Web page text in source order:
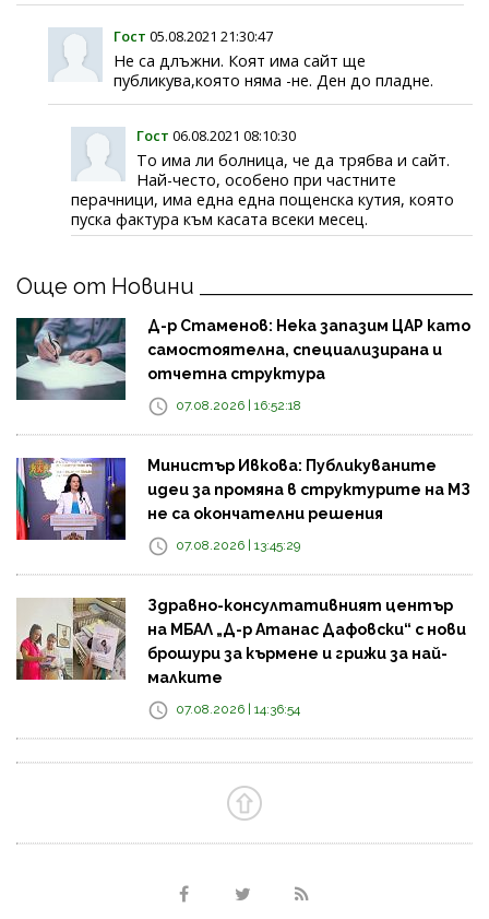
Гост 05.08.2021 21:30:47
Не са длъжни. Коят има сайт ще
публикува,която няма -не. Ден до пладне.
Гост 06.08.2021 08:10:30
То има ли болница, че да трябва и сайт.
Най-често, особено при частните
перачници, има една една пощенска кутия, която
пуска фактура към касата всеки месец.
Още от Новини
Д-р Стаменов: Нека запазим ЦАР като
самостоятелна, специализирана и
отчетна структура
07.08.2026 | 16:52:18
Министър Ивкова: Публикуваните
идеи за промяна в структурите на МЗ
не са окончателни решения
07.08.2026 | 13:45:29
Здравно-консултативният център
на МБАЛ „Д-р Атанас Дафовски“ с нови
брошури за кърмене и грижи за най-
малките
07.08.2026 | 14:36:54